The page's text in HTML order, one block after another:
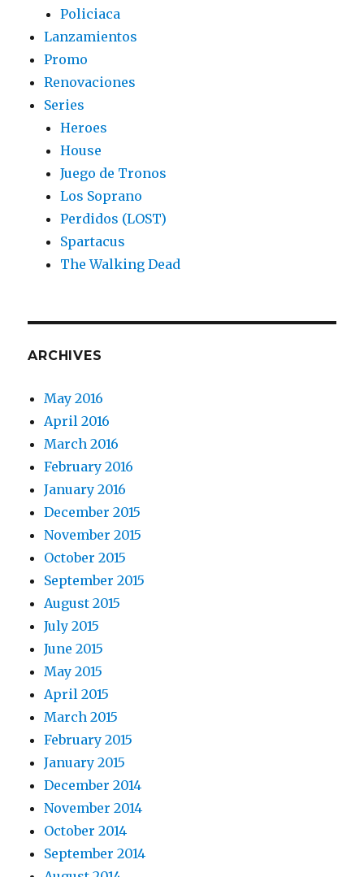
Policiaca
Lanzamientos
Promo
Renovaciones
Series
Heroes
House
Juego de Tronos
Los Soprano
Perdidos (LOST)
Spartacus
The Walking Dead
ARCHIVES
May 2016
April 2016
March 2016
February 2016
January 2016
December 2015
November 2015
October 2015
September 2015
August 2015
July 2015
June 2015
May 2015
April 2015
March 2015
February 2015
January 2015
December 2014
November 2014
October 2014
September 2014